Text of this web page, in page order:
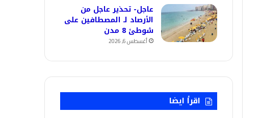
عاجل- تحذير عاجل من
الأرصاد لـ المصطافين على
شوطئ 8 مدن
أغسطس 6, 2026
اقرأ ايضا